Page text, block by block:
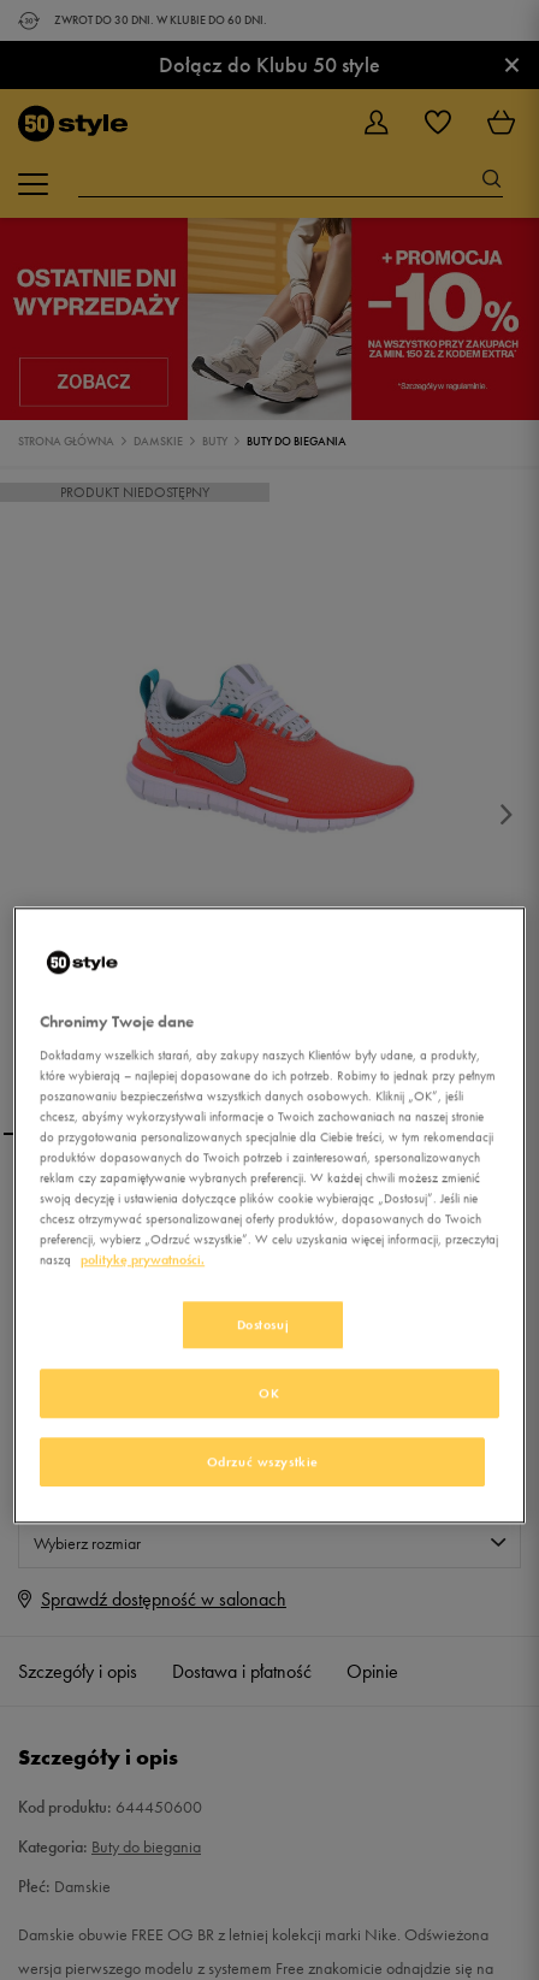
ZWROT DO 30 DNI. W KLUBIE DO 60 DNI.
Dołącz do Klubu 50 style ×
STRONA GŁÓWNA DAMSKIE BUTY BUTY DO BIEGANIA
PRODUKT NIEDOSTĘPNY
NIKE WMNS FREE OG BR
0.0(0)
KLUBIE 50 STYLE
Produkt niedostępny
Jeśli artykuł będzie ponownie dostępny, otrzymasz od nas powiadomienie.
Wybierz rozmiar
Rozmiary EU
36,5
38,5 24,5 cm
40 25,5 cm Powiadom o dostępności
Sprawdź dostępność w salonach
Szczegóły i opis Dostawa i płatność Opinie
Szczegóły i opis
Kod produktu: 644450600
Kategoria: Buty do biegania
Płeć: Damskie
Damskie obuwie FREE OG BR z letniej kolekcji marki Nike. Odświeżona
wersja pierwszego modelu z systemem Free znakomicie odnajdzie się na
Chronimy Twoje dane
Dokładamy wszelkich starań, aby zakupy naszych Klientów były udane, a produkty,
które wybierają – najlepiej dopasowane do ich potrzeb. Robimy to jednak przy pełnym
poszanowaniu bezpieczeństwa wszystkich danych osobowych. Kliknij „OK”, jeśli
chcesz, abyśmy wykorzystywali informacje o Twoich zachowaniach na naszej stronie
do przygotowania personalizowanych specjalnie dla Ciebie treści, w tym rekomendacji
produktów dopasowanych do Twoich potrzeb i zainteresowań, spersonalizowanych
reklam czy zapamiętywanie wybranych preferencji. W każdej chwili możesz zmienić
swoją decyzję i ustawienia dotyczące plików cookie wybierając „Dostosuj”. Jeśli nie
chcesz otrzymywać spersonalizowanej oferty produktów, dopasowanych do Twoich
preferencji, wybierz „Odrzuć wszystkie”. W celu uzyskania więcej informacji, przeczytaj
naszą politykę prywatności.
Dostosuj
Odrzuć wszystkie
OK